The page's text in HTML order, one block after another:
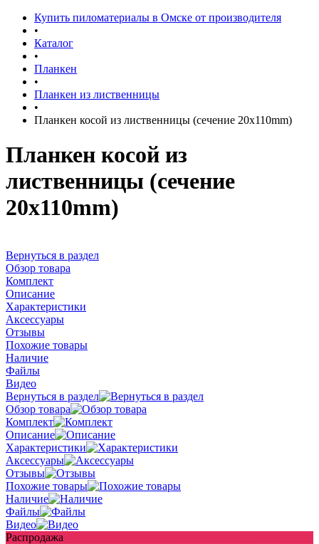
Купить пиломатериалы в Омске от производителя
•
Каталог
•
Планкен
•
Планкен из лиственницы
•
Планкен косой из лиственницы (сечение 20х110mm)
Планкен косой из
лиственницы (сечение
20х110mm)
Вернуться в раздел
Обзор товара
Комплект
Описание
Характеристики
Аксессуары
Отзывы
Похожие товары
Наличие
Файлы
Видео
Вернуться в раздел
Обзор товара
Комплект
Описание
Характеристики
Аксессуары
Отзывы
Похожие товары
Наличие
Файлы
Видео
Распродажа